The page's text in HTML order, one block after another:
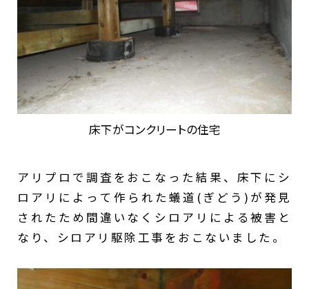
床下がコンクリートの住宅
アリプロで調査をおこなった結果、床下にシ
ロアリによって作られた蟻道(ぎどう)が発見
されたため間違いなくシロアリによる被害と
なり、シロアリ駆除工事をおこないました。